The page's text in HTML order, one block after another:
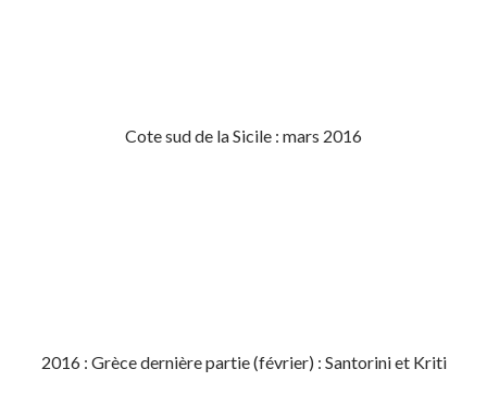
Cote sud de la Sicile : mars 2016
2016 : Grèce dernière partie (février) : Santorini et Kriti